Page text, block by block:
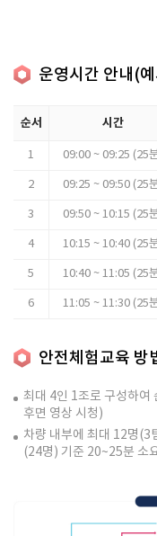
운영시간 안내(
순서 시간
1 09:00 ~ 09:25 (25
2 09:25 ~ 09:50 (25
3 09:50 ~ 10:15 (25
4 10:15 ~ 10:40 (25
5 10:40 ~ 11:05 (25
6 11:05 ~ 11:30 (25
안전체험교육 방
최대 4인 1조로 구성하여
후면 영상 시청)
차량 내부에 최대 12명(3
(24명) 기준 20~25분 소